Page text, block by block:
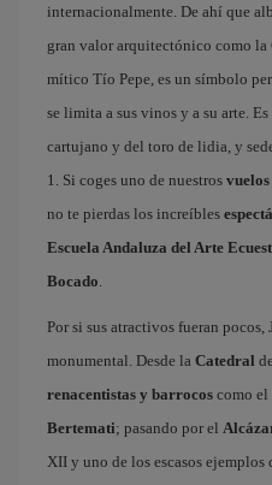
internacionalmente. De ahí que
gran valor arquitectónico como
mítico Tío Pepe, es un símbolo
se limita a sus vinos y a su arte.
cartujano y del toro de lidia, y
1. Si coges uno de nuestros
no te pierdas los increíbles
Escuela Andaluza del Arte
Bocado.
Por si sus atractivos fueran pocos,
monumental. Desde la Catedral
renacentistas y barrocos como el
Bertemati; pasando por el
XII y uno de los escasos